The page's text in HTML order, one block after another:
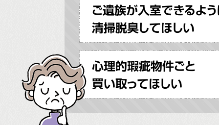
ご遺族が入室できるよ
清掃脱臭してほしい
心理的瑕疵物件ごと
買い取ってほしい